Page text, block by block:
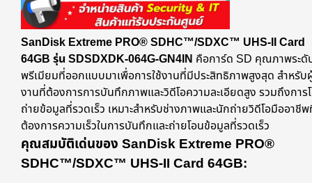
SanDisk Extreme PRO® SDHC™/SDXC™ UHS-II Card
64GB รุ่น SDSDXDK-064G-GN4IN คือการ์ด SD คุณภาพระดั
พรีเมียมที่ออกแบบมาเพื่อการใช้งานที่มีประสิทธิภาพสูงสุด สำหรับ
งานที่ต้องการการบันทึกภาพและวิดีโอความละเอียดสูง รวมถึงการ
ถ่ายข้อมูลที่รวดเร็ว เหมาะสำหรับช่างภาพและนักถ่ายวิดีโอมืออาชี
ต้องการความเร็วในการบันทึกและถ่ายโอนข้อมูลที่รวดเร็ว
คุณสมบัติเด่นของ SanDisk Extreme PRO®
SDHC™/SDXC™ UHS-II Card 64GB: